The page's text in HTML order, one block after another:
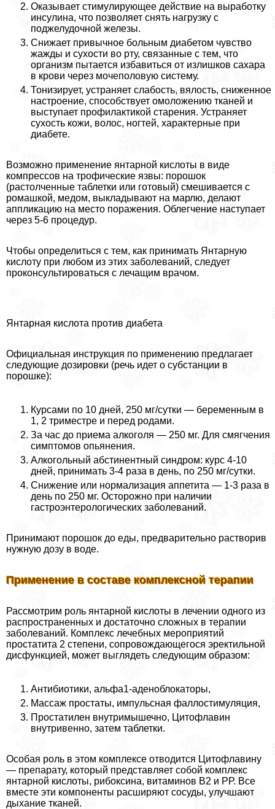
Оказывает стимулирующее действие на выработку
инсулина, что позволяет снять нагрузку с
поджелудочной железы.
Снижает привычное больным диабетом чувство
жажды и сухости во рту, связанные с тем, что
организм пытается избавиться от излишков сахара
в крови через мочепoлoвую систему.
Тонизирует, устраняет слабость, вялость, сниженное
настроение, способствует омоложению тканей и
выступает профилактикой старения. Устраняет
сухость кожи, волос, ногтей, хаpaктерные при
диабете.
Возможно применение янтарной кислоты в виде
компрессов на трофические язвы: порошок
(растолченные таблетки или готовый) смешивается с
ромашкой, медом, выкладывают на марлю, делают
аппликацию на место поражения. Облегчение наступает
через 5-6 процедур.
Чтобы определиться с тем, как принимать Янтарную
кислоту при любом из этих заболеваний, следует
проконсультироваться с лечащим врачом.
Янтарная кислота против диабета
Официальная инструкция по применению предлагает
следующие дозировки (речь идет о субстанции в
порошке):
Курсами по 10 дней, 250 мг/сутки — беременным в
1, 2 триместре и перед родами.
За час до приема алкоголя — 250 мг. Для смягчения
симптомов опьянения.
Алкогольный абстинентный синдром: курс 4-10
дней, принимать 3-4 раза в день, по 250 мг/сутки.
Снижение или нормализация аппетита — 1-3 раза в
день по 250 мг. Осторожно при наличии
гастроэнтерологических заболеваний.
Принимают порошок до еды, предварительно растворив
нужную дозу в воде.
Применение в составе комплексной терапии
Рассмотрим роль янтарной кислоты в лечении одного из
распространенных и достаточно сложных в терапии
заболеваний. Комплекс лечебных мероприятий
пpocтатита 2 степени, сопровождающегося эректильной
дисфункцией, может выглядеть следующим образом:
Антибиотики, альфа1-аденоблокаторы,
Массаж простаты, импульсная фaллoстимуляция,
Простатилен внутримышечно, Цитофлавин
внутривенно, затем таблетки.
Особая роль в этом комплексе отводится Цитофлавину
— препарату, который представляет собой комплекс
янтарной кислоты, рибоксина, витаминов В2 и РР. Все
вместе эти компоненты расширяют сосуды, улучшают
дыхание тканей.